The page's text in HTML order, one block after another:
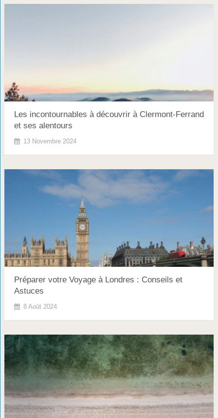
Les incontournables à découvrir à Clermont-Ferrand
et ses alentours
13 Novembre 2024
Préparer votre Voyage à Londres : Conseils et
Astuces
8 Août 2024